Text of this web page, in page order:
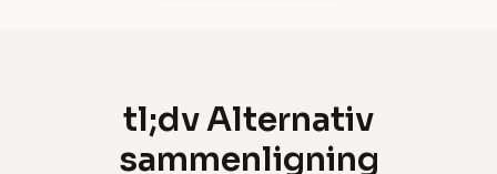
tl;dv Alternativ
sammenligning